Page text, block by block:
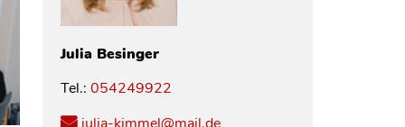
Julia Besinger
Tel.: 054249922